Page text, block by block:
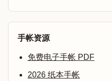
手帐资源
免费电子手帐 PDF
2026 纸本手帐